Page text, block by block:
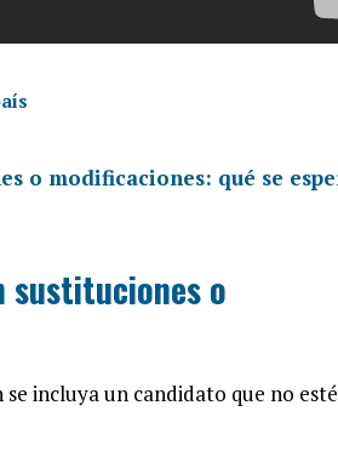
sustituciones o
incluya un candidato que no esté